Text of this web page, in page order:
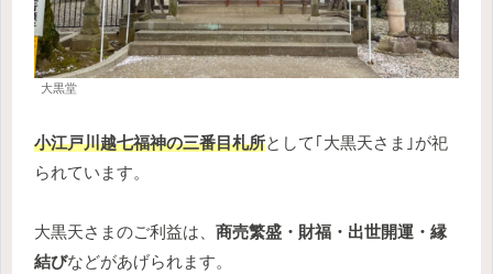
大黒堂
小江戸川越七福神の三番目札所として｢大黒天さま｣が祀
られています。
大黒天さまのご利益は、 商売繁盛・財福・出世開運・縁
結びなどがあげられます。